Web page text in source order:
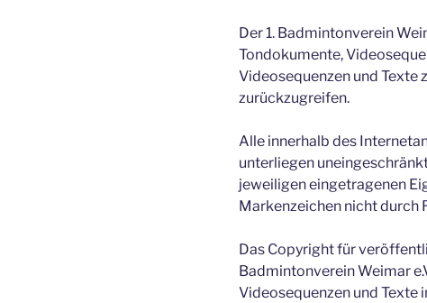
Der 1. Badmintonverein
Tondokumente,
Videosequenzen und Texte
zurückzugreifen.
Alle innerhalb des
unterliegen
jeweiligen eingetragenen
Markenzeichen nicht durch
Das Copyright für
Badmintonverein Weimar
Videosequenzen und